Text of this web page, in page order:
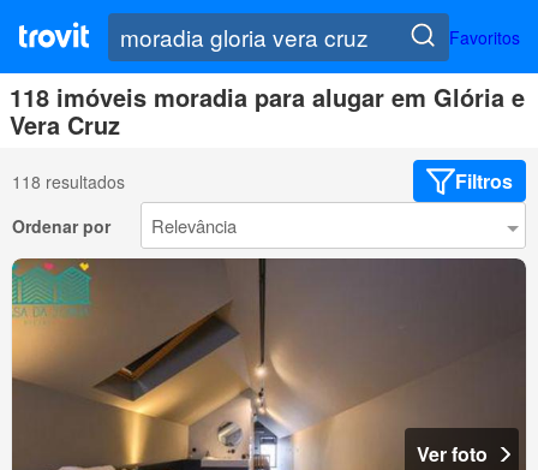
Favoritos
118 imóveis moradia para alugar em Glória e
Vera Cruz
118 resultados Filtros
Ordenar por
Ver foto